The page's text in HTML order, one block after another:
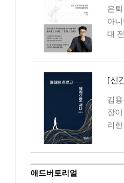
은
아
대
은
록
신
다.
록
김
장
리
통
주
을
애드버토리얼